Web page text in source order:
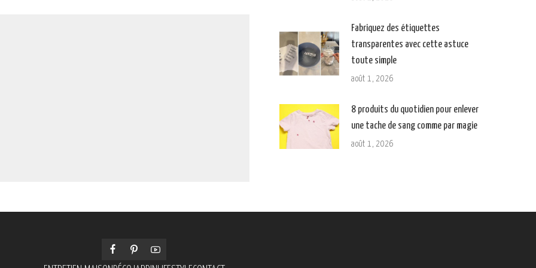
Fabriquez des étiquettes
transparentes avec cette astuce
toute simple
août 1, 2026
8 produits du quotidien pour enlever
une tache de sang comme par magie
août 1, 2026